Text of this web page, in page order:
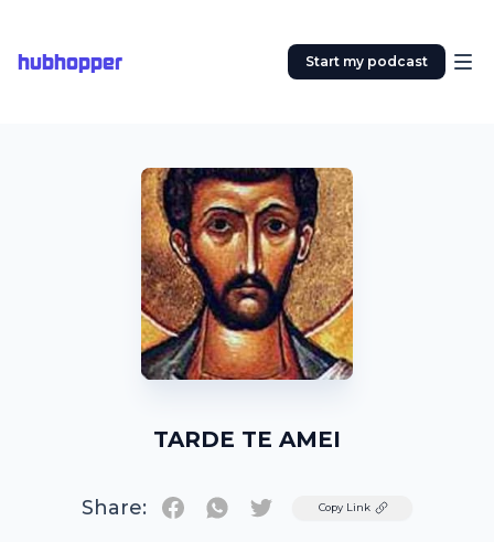
hubhopper Start my podcast
TARDE TE AMEI
Share: TwitterCopy Link